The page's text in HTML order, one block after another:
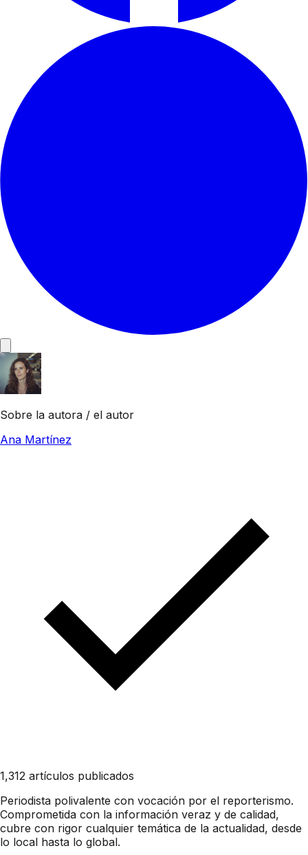
Sobre la autora / el autor
Ana Martínez
1,312 artículos publicados
Periodista polivalente con vocación por el reporterismo.
Comprometida con la información veraz y de calidad,
cubre con rigor cualquier temática de la actualidad, desde
lo local hasta lo global.